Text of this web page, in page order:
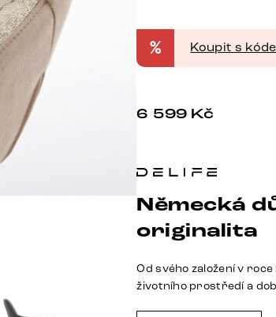
% Koupit s
6 599 Kč
Německá
originalita
Od svého založení v
životního prostředí a